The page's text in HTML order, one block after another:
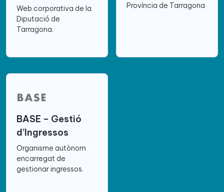
Web corporativa de la
Diputació de
Tarragona.
Província de Tarragona
BASE – Gestió
d’Ingressos
Organisme autònom
encarregat de
gestionar ingressos.